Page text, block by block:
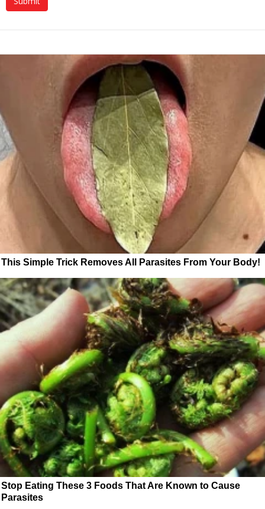
This Simple Trick Removes All Parasites From Your Body!
Stop Eating These 3 Foods That Are Known to Cause
Parasites